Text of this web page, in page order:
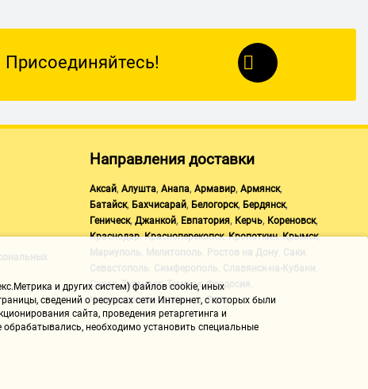
Присоединяйтесь!
Направления доставки
Аксай, Алушта, Анапа, Армавир, Армянск,
Батайск, Бахчисарай, Белогорск, Бердянск,
Геническ, Джанкой, Евпатория, Керчь, Кореновск,
Краснодар,Красноперекопск,Кропоткин,Крымск,
Мариуполь Мелитополь Ростов на Дону Саки
Севастополь Симферополь Славянск-на-Кубани
Судак,Таганрог,Темрюк,Феодосия
Черноморское ,Щелкино,Ялта
и других систем) файлов cookie, иных
сведений о ресурсах сети Интернет, с которых были
сайта, проведения ретаргетинга и
необходимо установить специальные